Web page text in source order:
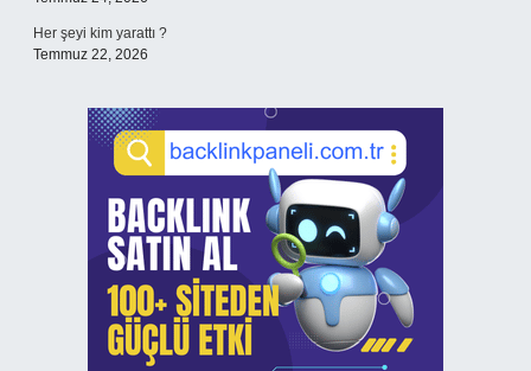
Her şeyi kim yarattı ?
Temmuz 22, 2026